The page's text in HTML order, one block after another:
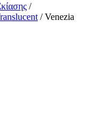
/
/Venezia